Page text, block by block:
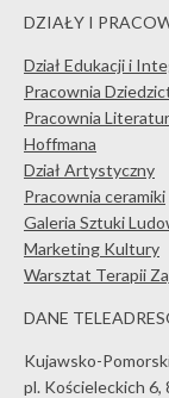
DZIAŁY I
Dział Edukacji i
Pracownia
Pracownia
Hoffmana
Dział Artystyczny
Pracownia ceramiki
Galeria Sztuki
Marketing Kultury
Warsztat Terapii
DANE
Kujawsko-
pl. Kościeleckich 6,